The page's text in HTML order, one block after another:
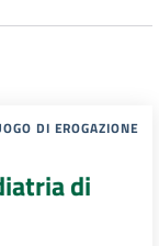
DI EROGAZIONE
di